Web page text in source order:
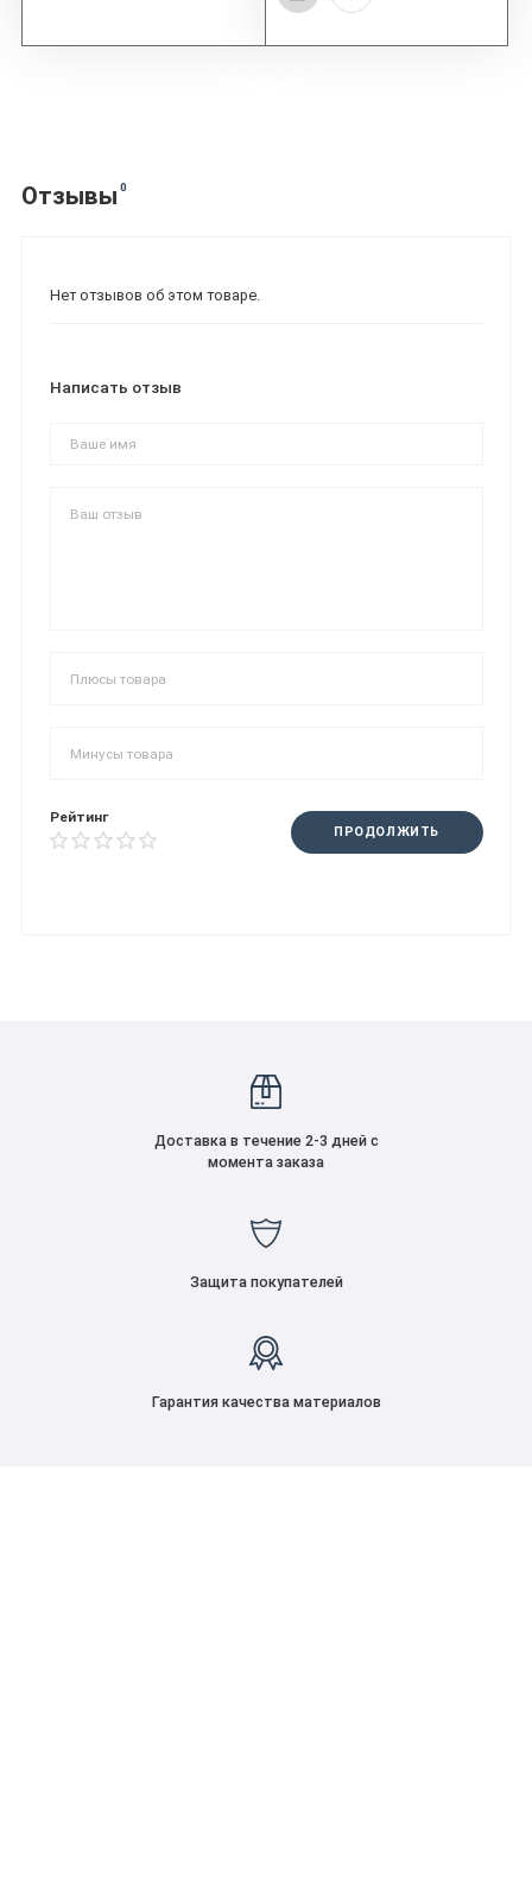
Отзывы 0
Нет отзывов об этом товаре.
Написать отзыв
Рейтинг
ПРОДОЛЖИТЬ
Доставка в течение 2-3 дней с
момента заказа
Защита покупателей
Гарантия качества материалов